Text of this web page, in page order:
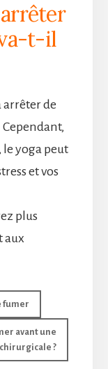
arrêter
t-il
arrêter de
Cependant,
le yoga peut
et vos
plus
aux
fumer
avant une
?